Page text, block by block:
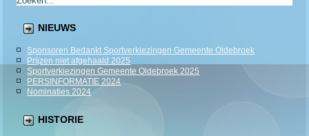
NIEUWS
Sponsoren Bedankt Sportverkiezingen Gemeente Oldebroek
Prijzen niet afgehaald 2025
Sportverkiezingen Gemeente Oldebroek 2025
PERSINFORMATIE 2024
Nominaties 2024
HISTORIE